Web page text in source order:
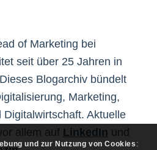
of Marketing bei
seit über 25 Jahren in
Blogarchiv bündelt
Marketing,
Aktuelle
allem auf LinkedIn und
und zur Nutzung von Cookies :